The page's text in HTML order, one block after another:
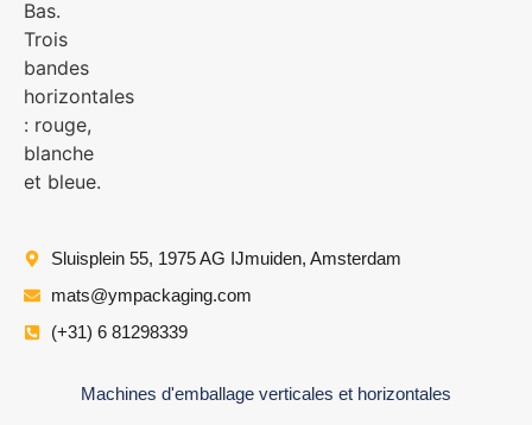
Sluisplein 55, 1975 AG IJmuiden, Amsterdam
mats@ympackaging.com
(+31) 6 81298339
Machines d'emballage verticales et horizontales